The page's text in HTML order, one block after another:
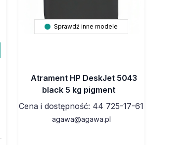
Sprawdź inne modele
Atrament HP DeskJet 5043
black 5 kg pigment
Cena i dostępność: 44 725-17-61
agawa@agawa.pl